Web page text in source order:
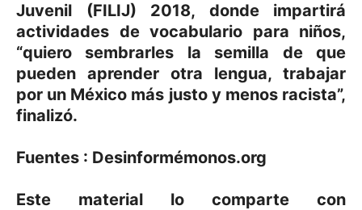
Juvenil (FILIJ) 2018, donde impartirá
actividades de vocabulario para niños,
“quiero sembrarles la semilla de que
pueden aprender otra lengua, trabajar
por un México más justo y menos racista”,
finalizó.
Fuentes : Desinformémonos.org
Este material lo comparte con